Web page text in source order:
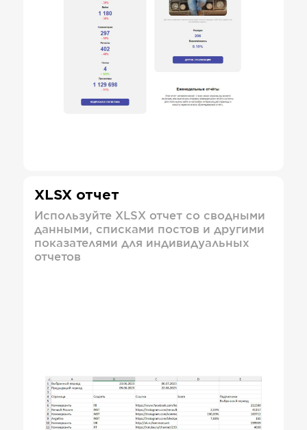
XLSX отчет
Используйте XLSX отчет со сводными
данными, списками постов и другими
показателями для индивидуальных
отчетов